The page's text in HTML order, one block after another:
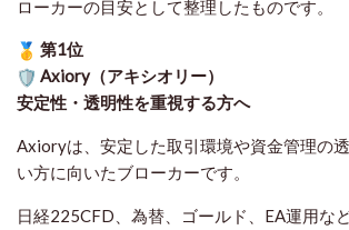
ローカーの目安として整理したものです。
第1位
Axiory（アキシオリー）
安定性・透明性を重視する方へ
Axioryは、安定した取引環境や資金管理の
い方に向いたブローカーです。
日経225CFD、為替、ゴールド、EA運用な